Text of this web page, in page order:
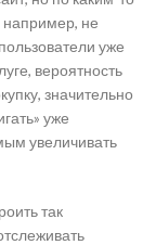
например, не
уже
вероятность
значительно
уже
увеличивать
так